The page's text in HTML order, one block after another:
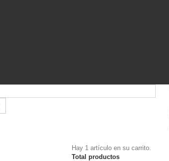
Hay 1 artículo en su carrito.
Total productos